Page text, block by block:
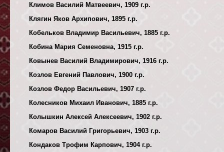
Климов Василий Матвеевич, 1909 г.р.
Клягин Яков Архипович, 1895 г.р.
Кобельков Владимир Васильевич, 1885 г.р.
Кобина Мария Семеновна, 1915 г.р.
Ковынев Василий Владимирович, 1916 г.р.
Козлов Евгений Павлович, 1900 г.р.
Козлов Федор Васильевич, 1907 г.р.
Колесников Михаил Иванович, 1885 г.р.
Колышкин Алексей Алексеевич, 1902 г.р.
Комаров Василий Григорьевич, 1903 г.р.
Кондаков Трофим Карпович, 1904 г.р.